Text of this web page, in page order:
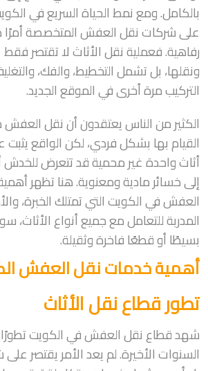
بالكامل. ومع نمط الحياة السريع في
على شركات نقل العفش المتخصصة أمرًا
رفاهية. فعملية نقل الأثاث لا تقتصر
ونقلها، بل تشمل التخطيط، والفك،
التركيب مرة أخرى في الموقع الجديد.
الكثير من الناس يعتقدون أن نقل
القيام بها بشكل فردي، لكن الواقع
أثاث واحدة غير محمية قد تتعرض للخدش
إلى خسائر مادية ومعنوية. هنا تظهر
العفش في الكويت التي تمتلك الخبرة،
المدربة للتعامل مع جميع أنواع الأثاث،
بسيطًا أو قطعًا فاخرة وثقيلة.
أهمية خدمات نقل العفش
تطور قطاع نقل الأثاث
شهد قطاع نقل العفش في الكويت تطورًا
السنوات الأخيرة. لم يعد الأمر يقتصر